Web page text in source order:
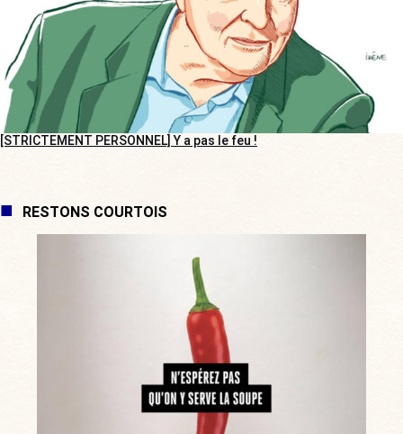
[STRICTEMENT PERSONNEL] Y a pas le feu !
RESTONS COURTOIS